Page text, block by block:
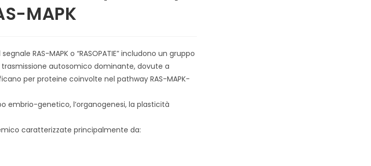
MAPK
RAS-MAPK o “RASOPATIE” includono un gruppo
autosomico dominante, dovute a
per proteine coinvolte nel pathway RAS-MAPK-
embrio-genetico, l’organogenesi, la plasticità
caratterizzate principalmente da: